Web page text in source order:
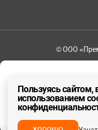
ДА, ВЕРНО
© ООО
Пользуясь сайтом,
использованием